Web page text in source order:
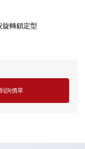
轉鎖定型
詢價單